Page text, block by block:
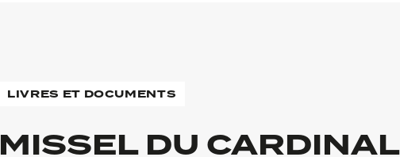
LIVRES ET DOCUMENTS
MISSEL DU CARDINAL